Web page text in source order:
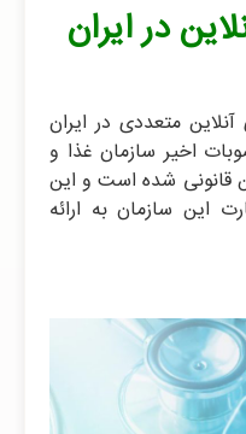
در ایران
متعددی در ایران
اخیر سازمان غذا و
قانونی شده است و این
این سازمان به ارائه